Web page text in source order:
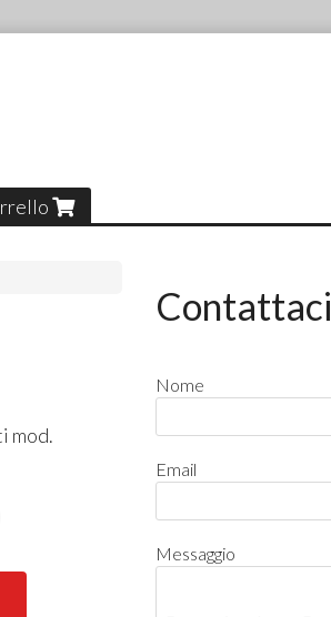
mod.
Contattaci
Nome
Email
Messaggio